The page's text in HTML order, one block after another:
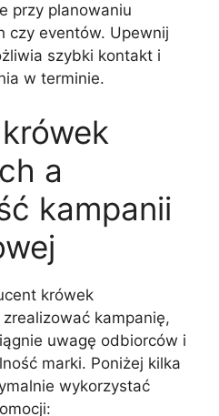
przy planowaniu
czy eventów. Upewnij
szybki kontakt i
w terminie.
a
kampanii
krówek
kampanię,
uwagę odbiorców i
marki. Poniżej kilka
wykorzystać